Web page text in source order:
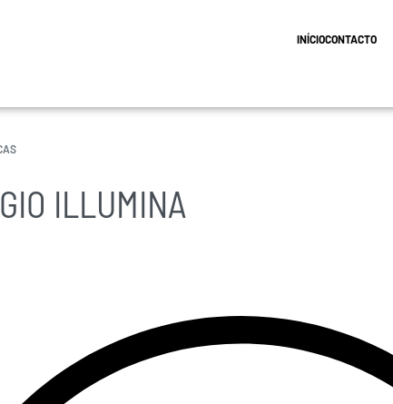
INÍCIOCONTACTO
ILLUMINA